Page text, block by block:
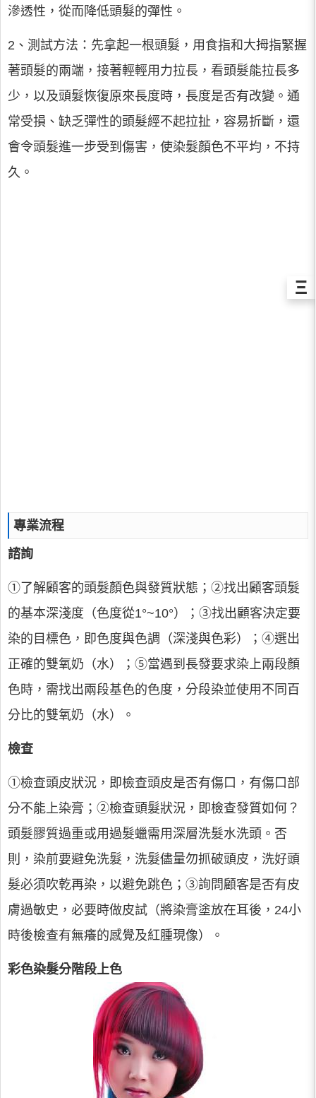
滲透性，從而降低頭髮的彈性。
2、測試方法：先拿起一根頭髮，用食指和大拇指緊握
著頭髮的兩端，接著輕輕用力拉長，看頭髮能拉長多
少，以及頭髮恢復原來長度時，長度是否有改變。通
常受損、缺乏彈性的頭髮經不起拉扯，容易折斷，還
會令頭髮進一步受到傷害，使染髮顏色不平均，不持
久。
專業流程
諮詢
①了解顧客的頭髮顏色與發質狀態；②找出顧客頭髮
的基本深淺度（色度從1°~10°）；③找出顧客決定要
染的目標色，即色度與色調（深淺與色彩）；④選出
正確的雙氧奶（水）；⑤當遇到長發要求染上兩段顏
色時，需找出兩段基色的色度，分段染並使用不同百
分比的雙氧奶（水）。
檢查
①檢查頭皮狀況，即檢查頭皮是否有傷口，有傷口部
分不能上染膏；②檢查頭髮狀況，即檢查發質如何？
頭髮膠質過重或用過髮蠟需用深層洗髮水洗頭。否
則，染前要避免洗髮，洗髮儘量勿抓破頭皮，洗好頭
髮必須吹乾再染，以避免跳色；③詢問顧客是否有皮
膚過敏史，必要時做皮試（將染膏塗放在耳後，24小
時後檢查有無癢的感覺及紅腫現像）。
彩色染髮分階段上色
Ξ